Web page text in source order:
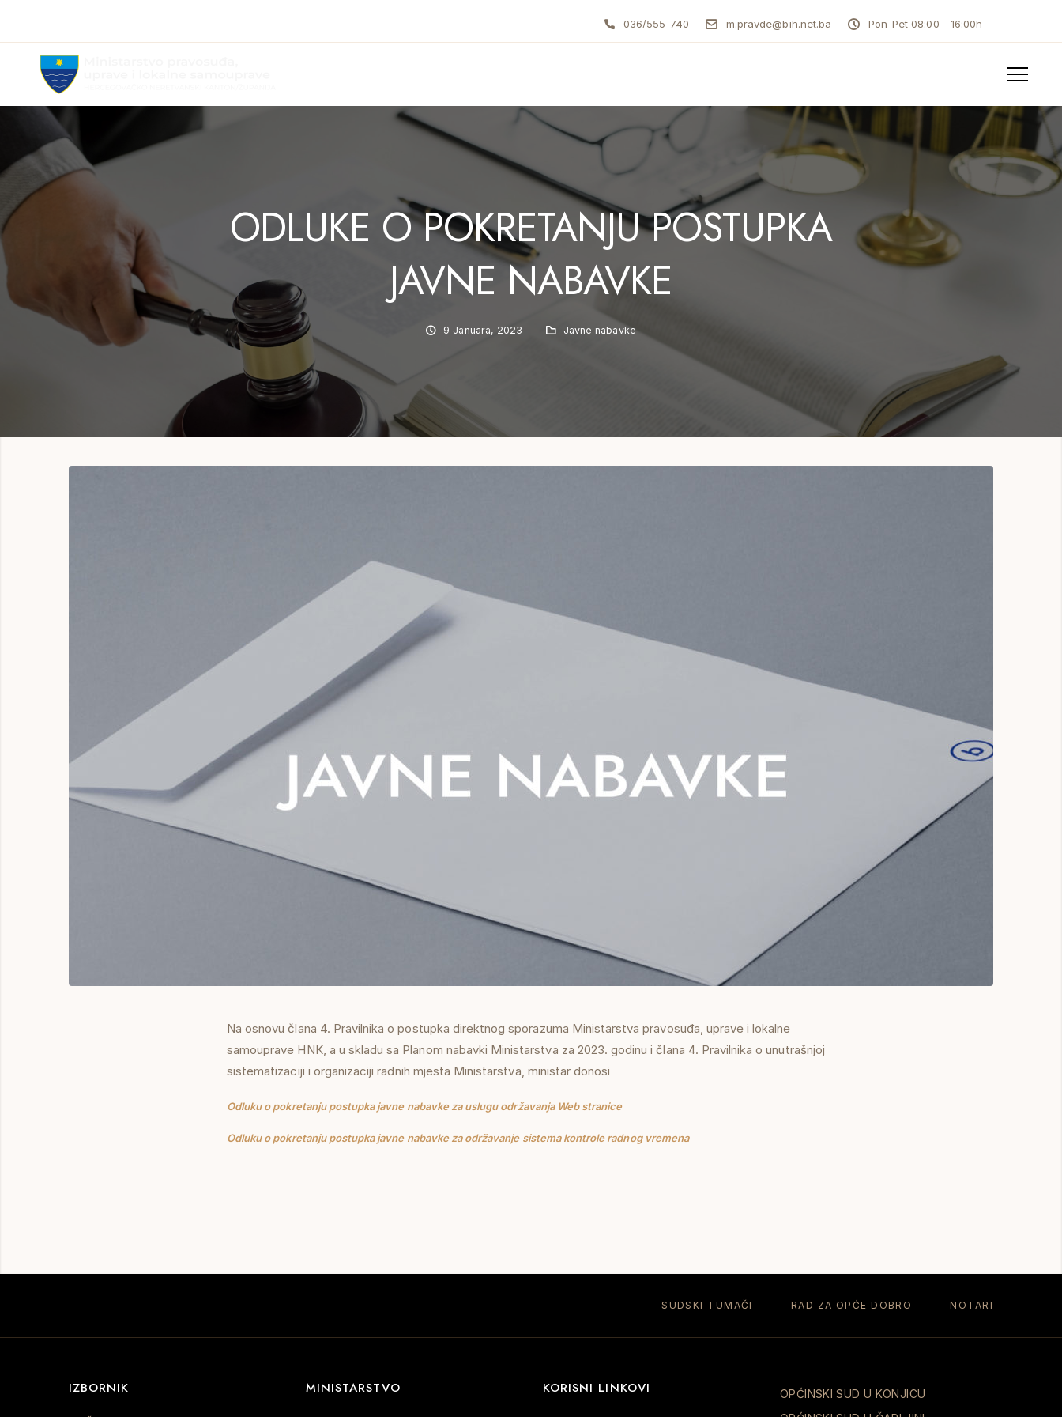
036/555-740 m.pravde@bih.net.ba Pon-Pet 08:00 - 16:00h
MPULS
HNK
ODLUKE O POKRETANJU POSTUPKA
JAVNE NABAVKE
9 Januara, 2023 Javne nabavke
Na osnovu člana 4. Pravilnika o postupka direktnog sporazuma Ministarstva pravosuđa, uprave i lokalne
samouprave HNK, a u skladu sa Planom nabavki Ministarstva za 2023. godinu i člana 4. Pravilnika o unutrašnjoj
sistematizaciji i organizaciji radnih mjesta Ministarstva, ministar donosi
Odluku o pokretanju postupka javne nabavke za uslugu održavanja Web stranice
Odluku o pokretanju postupka javne nabavke za održavanje sistema kontrole radnog vremena
SUDSKI TUMAČI RAD ZA OPĆE DOBRO NOTARI
IZBORNIK MINISTARSTVO KORISNI LINKOVI
OPĆINSKI SUD U KONJICU